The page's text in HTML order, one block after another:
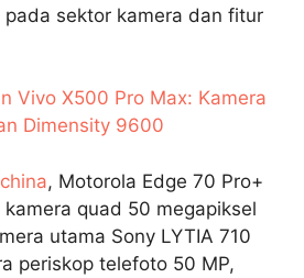
sektor kamera dan fitur
Vivo X500 Pro Max: Kamera
Dimensity 9600
, Motorola Edge 70 Pro+
quad 50 megapiksel
utama Sony LYTIA 710
periskop telefoto 50 MP,